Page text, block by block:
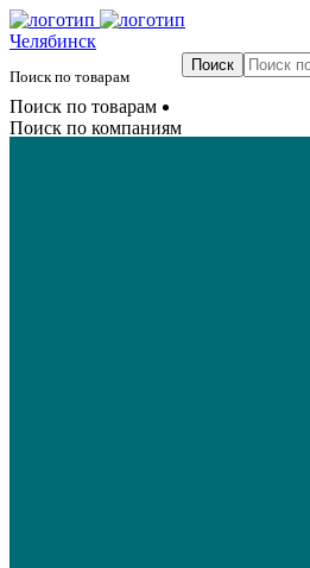
Челябинск
Поиск по товарам
Поиск по товарам
Поиск по компаниям